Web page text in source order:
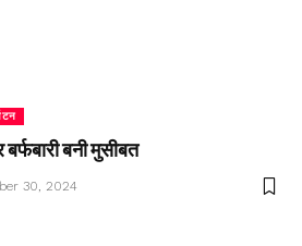
बर्फबारी बनी मुसीबत
30, 2024